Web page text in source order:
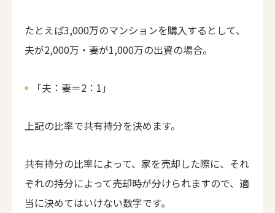
たとえば3,000万のマンションを購入するとして、
夫が2,000万・妻が1,000万の出資の場合。
「夫：妻＝2：1」
上記の比率で共有持分を決めます。
共有持分の比率によって、家を売却した際に、それ
ぞれの持分によって売却時が分けられますので、適
当に決めてはいけない数字です。